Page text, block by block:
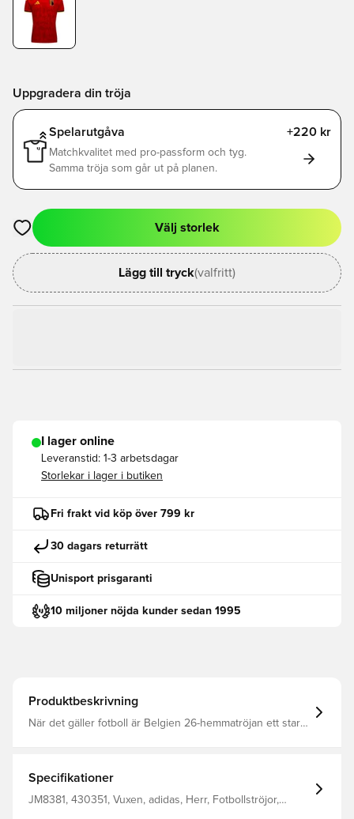
Uppgradera din tröja
Spelarutgåva +220 kr
Matchkvalitet med pro-passform och tyg.
Samma tröja som går ut på planen.
Öppnar en Modal för att logga in eller registrera dig som
Välj storlek
Lägg till tryck(valfritt)
I lager online
Leveranstid: 1-3 arbetsdagar
Storlekar i lager i butiken
Fri frakt vid köp över 799 kr
30 dagars returrätt
Unisport prisgaranti
10 miljoner nöjda kunder sedan 1995
Produktbeskrivning
När det gäller fotboll är Belgien 26-hemmatröjan ett starkt
integrerade CLIMACOOL-materialtekniken transporterar
bort svett och ger en sval, torr och distraktionsfri känsla.
Det gör att du känner dig fokuserad och redo under
Specifikationer
JM8381, 430351, Vuxen, adidas, Herr, Fotbollströjor,